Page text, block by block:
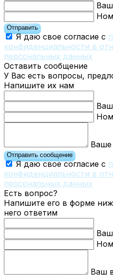
Отправить
Я даю свое согласие с
конфиденциальности в
персональных данных
Оставить сообщение
У Вас есть вопросы,
Напишите их нам
Ваше
Отправить сообщение
Я даю свое согласие с
конфиденциальности в
персональных данных
Есть вопрос?
Напишите его в форме
него ответим
Ваш